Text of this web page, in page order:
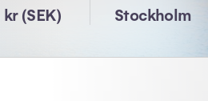
kr (SEK) Stockholm